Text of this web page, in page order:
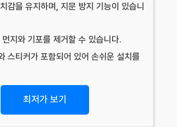
감을 유지하며, 지문 방지 기능이 있습니
지와 기포를 제거할 수 있습니다.
스티커가 포함되어 있어 손쉬운 설치를
최저가 보기